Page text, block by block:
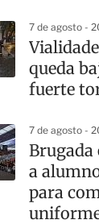
7 de agosto -
queda
fuerte
7 de agosto -
Brugada
a
para